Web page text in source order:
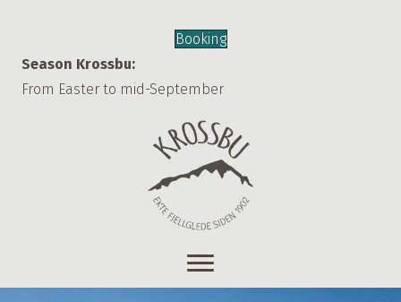
Booking
Season Krossbu:
From Easter to mid-September